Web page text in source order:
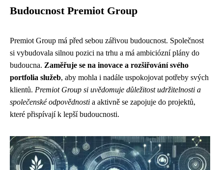
Budoucnost Premiot Group
Premiot Group má před sebou zářivou budoucnost. Společnost
si vybudovala silnou pozici na trhu a má ambiciózní plány do
budoucna. Zaměřuje se na inovace a rozšiřování svého
portfolia služeb, aby mohla i nadále uspokojovat potřeby svých
klientů. Premiot Group si uvědomuje důležitost udržitelnosti a
společenské odpovědnosti a aktivně se zapojuje do projektů,
které přispívají k lepší budoucnosti.